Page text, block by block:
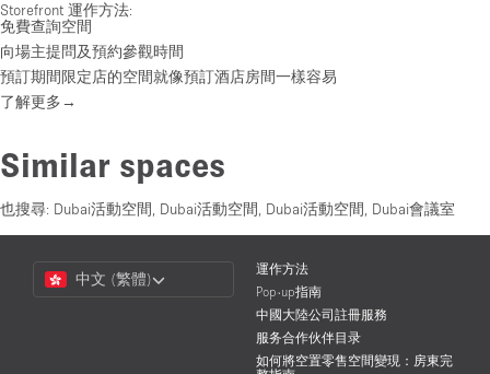
Storefront 運作方法:
免費查詢空間
向場主提問及預約參觀時間
預訂期間限定店的空間就像預訂酒店房間一樣容易
了解更多→
Similar spaces
也搜尋: Dubai活動空間 Dubai活動空間 Dubai活動空間 Dubai會議室
Choose
Language
中文 (繁體)
運作方法
Pop-up指南
中國大陸公司註冊服務
服务合作伙伴目录
如何將空置零售空間變現：房東完